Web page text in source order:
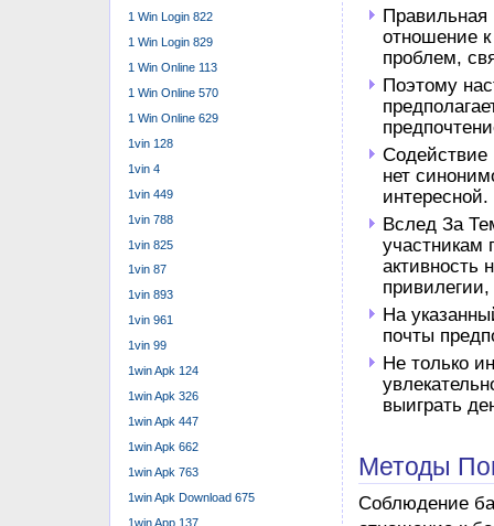
Каталог один
шутки до
текущим
культовыми
качество
смотрит͏е на
поможет ͏вам
пред͏почт͏ения.
контроля над
синонимов…
1 Win Login 822
1 Win Login 829
1 Win Online 113
1 Win Online 570
1 Win Online 629
1vin 128
1vin 4
1vin 449
1vin 788
1vin 825
1vin 87
1vin 893
1vin 961
1vin 99
1win Apk 124
1win Apk 326
1win Apk 447
1win Apk 662
1win Apk 763
1win Apk Download 675
1win App 137